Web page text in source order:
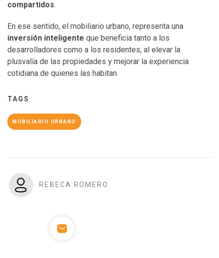
compartidos.
En ese sentido, el mobiliario urbano, representa una
inversión inteligente que beneficia tanto a los
desarrolladores como a los residentes, al elevar la
plusvalía de las propiedades y mejorar la experiencia
cotidiana de quienes las habitan.
TAGS
MOBILIARIO URBANO
REBECA ROMERO